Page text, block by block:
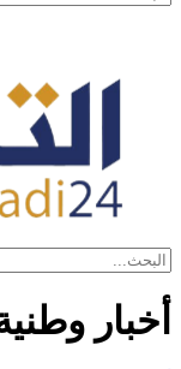
وطنية